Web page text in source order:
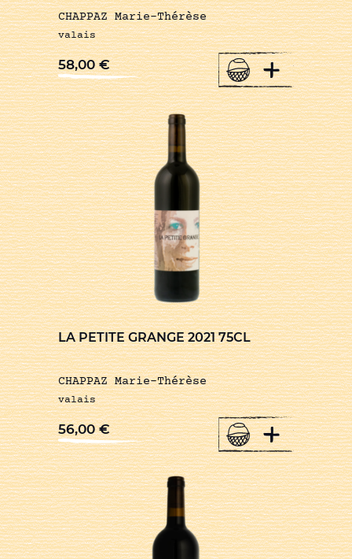
CHAPPAZ Marie-Thérèse
valais
58,00€ +
LA PETITE GRANGE 2021 75CL
CHAPPAZ Marie-Thérèse
valais
56,00€ +